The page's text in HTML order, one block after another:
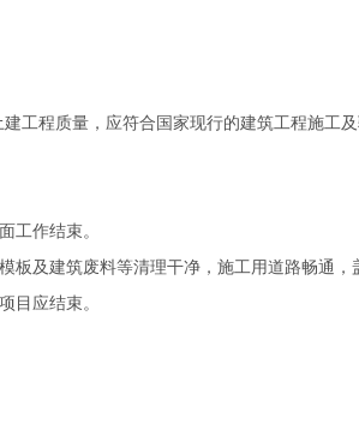
程质量，应符合国家现行的建筑工程施工及
工作结束。
及建筑废料等清理干净，施工用道路畅通，
目应结束。